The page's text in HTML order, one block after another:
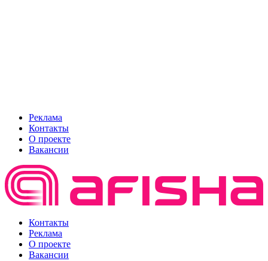
Реклама
Контакты
О проекте
Вакансии
Контакты
Реклама
О проекте
Вакансии